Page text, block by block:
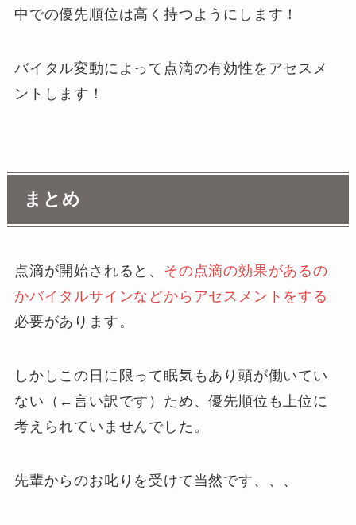
中での優先順位は高く持つようにします！
バイタル変動によって点滴の有効性をアセスメ
ントします！
まとめ
点滴が開始されると、 その点滴の効果があるの
かバイタルサインなどからアセスメントをする
必要があります。
しかしこの日に限って眠気もあり頭が働いてい
ない（←言い訳です）ため、優先順位も上位に
考えられていませんでした。
先輩からのお叱りを受けて当然です、、、